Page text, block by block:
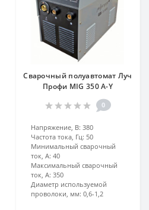
Сварочный полуавтомат Луч
Профи MIG 350 A-Y
0
Напряжение, В: 380
Частота тока, Гц: 50
Минимальный сварочный
ток, А: 40
Максимальный сварочный
ток, А: 350
Диаметр используемой
проволоки, мм: 0,6-1,2